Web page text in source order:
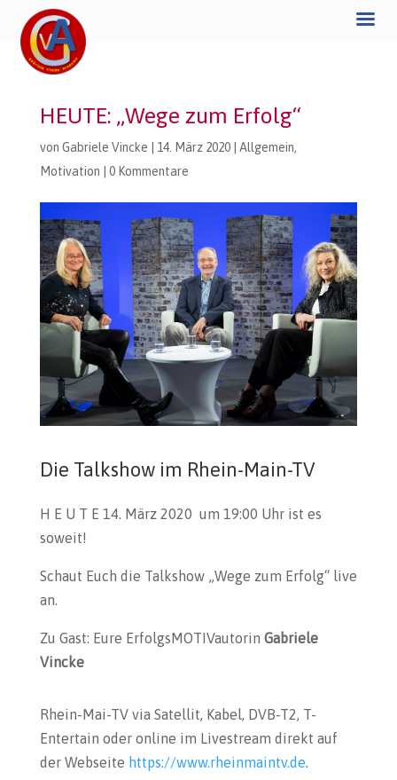
HEUTE: „Wege zum Erfolg“
von Gabriele Vincke 14. März 2020| Allgemein,
Motivation
0 Kommentare
Die Talkshow im Rhein-Main-TV
H E U T E 14. März 2020 um 19:00 Uhr ist es
soweit!
Schaut Euch die Talkshow „Wege zum Erfolg“ live
an.
Zu Gast: Eure ErfolgsMOTIVautorin Gabriele
Vincke
Rhein-Mai-TV via Satellit, Kabel, DVB-T2, T-
Entertain oder online im Livestream direkt auf
der Webseite https://www.rheinmaintv.de.